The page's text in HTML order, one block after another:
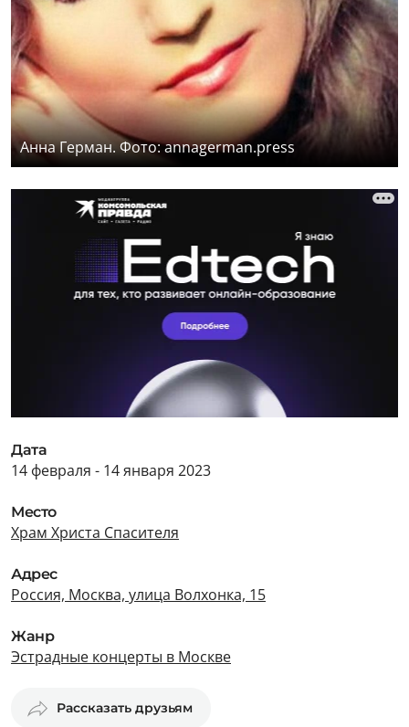
Анна Герман. Фото: annagerman.press
Дата
14 февраля - 14 января 2023
Место
Храм Христа Спасителя
Адрес
Россия, Москва, улица Волхонка, 15
Жанр
Эстрадные концерты в Москве
Рассказать друзьям